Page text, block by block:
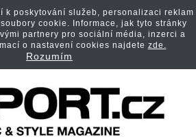
k poskytování služeb, personalizaci reklam
cookie. Informace, jak tyto stránky
partnery pro sociální média, inzerci a
o nastavení cookies najdete zde.
Rozumím